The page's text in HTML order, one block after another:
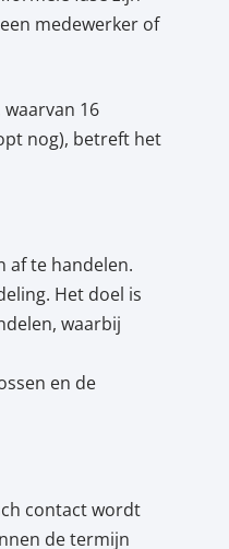
medewerker of
16
nog), betreft het
af te handelen.
Het doel is
waarbij
en de
contact wordt
de termijn